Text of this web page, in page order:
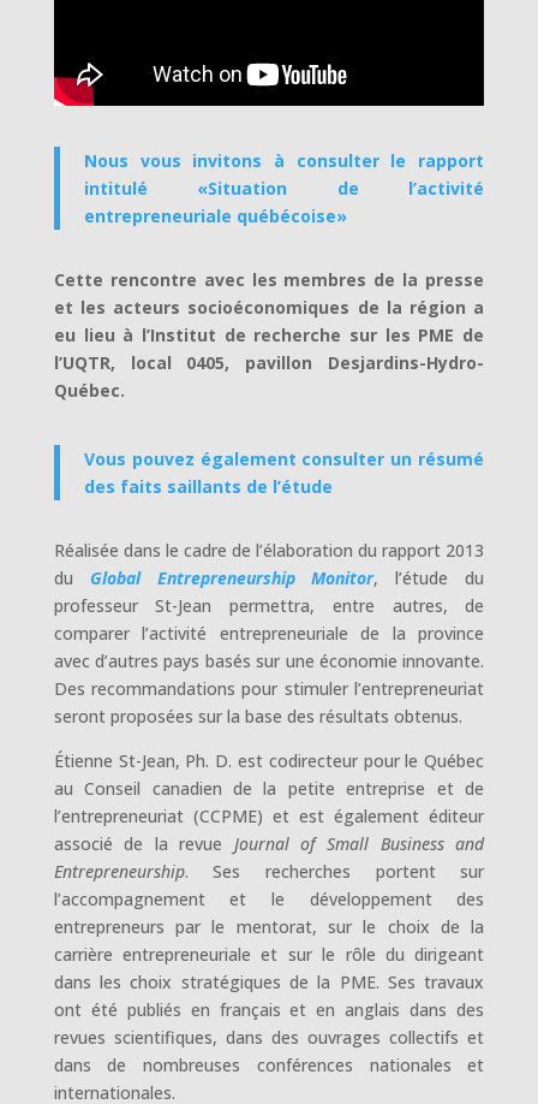
Nous vous invitons à consulter le rapport
intitulé «Situation de l’activité
entrepreneuriale québécoise»
Cette rencontre avec les membres de la presse
et les acteurs socioéconomiques de la région a
eu lieu à l’Institut de recherche sur les PME de
l’UQTR, local 0405, pavillon Desjardins-Hydro-
Québec.
Vous pouvez également consulter un résumé
des faits saillants de l’étude
Réalisée dans le cadre de l’élaboration du rapport 2013
du Global Entrepreneurship Monitor, l’étude du
professeur St-Jean permettra, entre autres, de
comparer l’activité entrepreneuriale de la province
avec d’autres pays basés sur une économie innovante.
Des recommandations pour stimuler l’entrepreneuriat
seront proposées sur la base des résultats obtenus.
Étienne St-Jean, Ph. D. est codirecteur pour le Québec
au Conseil canadien de la petite entreprise et de
l’entrepreneuriat (CCPME) et est également éditeur
associé de la revue Journal of Small Business and
Entrepreneurship. Ses recherches portent sur
l’accompagnement et le développement des
entrepreneurs par le mentorat, sur le choix de la
carrière entrepreneuriale et sur le rôle du dirigeant
dans les choix stratégiques de la PME. Ses travaux
ont été publiés en français et en anglais dans des
revues scientifiques, dans des ouvrages collectifs et
dans de nombreuses conférences nationales et
internationales.